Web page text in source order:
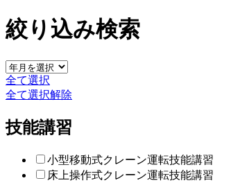
絞り込み検索
全て選択
全て選択解除
技能講習
小型移動式クレーン運転技能講習
床上操作式クレーン運転技能講習